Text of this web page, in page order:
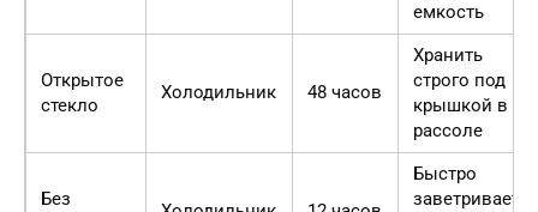
емкость
Открытое
стекло
Холодильник 48 часов
Хранить
строго под
крышкой в
рассоле
Без
Быстро
заветривается